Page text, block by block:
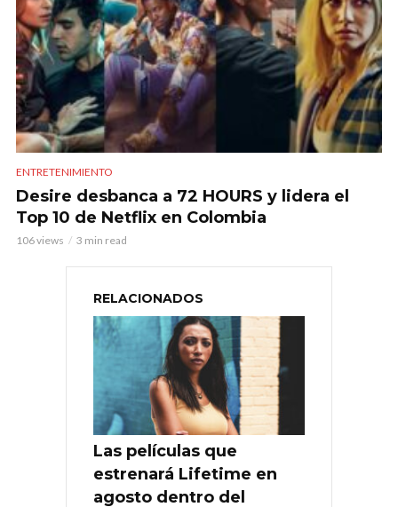
ENTRETENIMIENTO
Desire desbanca a 72 HOURS y lidera el
Top 10 de Netflix en Colombia
106 views 3 min read
RELACIONADOS
Las películas que
estrenará Lifetime en
agosto dentro del